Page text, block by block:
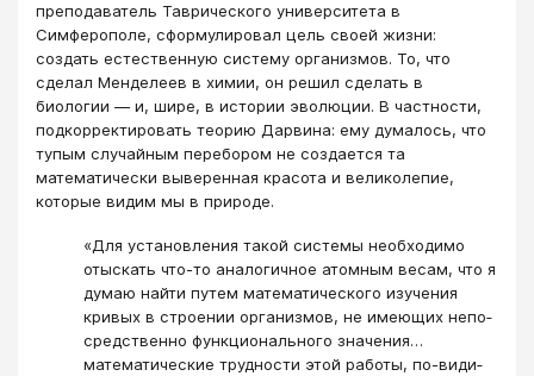
преподаватель Таврического университета в
Симферополе, сформулировал цель своей жизни:
создать естественную систему организмов. То, что
сделал Менделеев в химии, он решил сделать в
биологии — и, шире, в истории эволюции. В частности,
подкорректировать теорию Дарвина: ему думалось, что
тупым случайным перебором не создается та
математически выверенная красота и великолепие,
которые видим мы в природе.
«Для установления такой системы необходимо
отыскать что-то аналогичное атомным весам, что я
думаю найти путем математического изучения
кривых в строении организмов, не имеющих непо­
средственно функционального значения…
математические трудности этой работы, по-види­